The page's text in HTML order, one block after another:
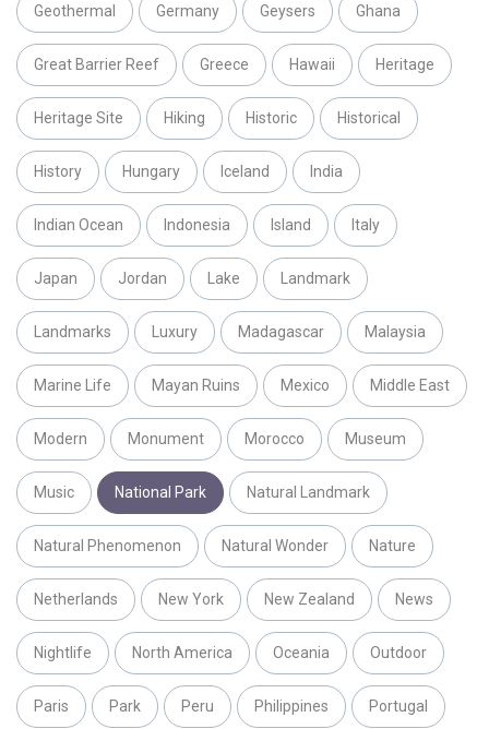
Geothermal Germany Geysers Ghana
Great Barrier Reef Greece Hawaii Heritage
Heritage Site Hiking Historic Historical
History Hungary Iceland India
Indian Ocean Indonesia Island Italy
Japan Jordan Lake Landmark
Landmarks Luxury Madagascar Malaysia
Marine Life Mayan Ruins Mexico Middle East
Modern Monument Morocco Museum
Music National Park Natural Landmark
Natural Phenomenon Natural Wonder Nature
Netherlands New York New Zealand News
Nightlife North America Oceania Outdoor
Paris Park Peru Philippines Portugal